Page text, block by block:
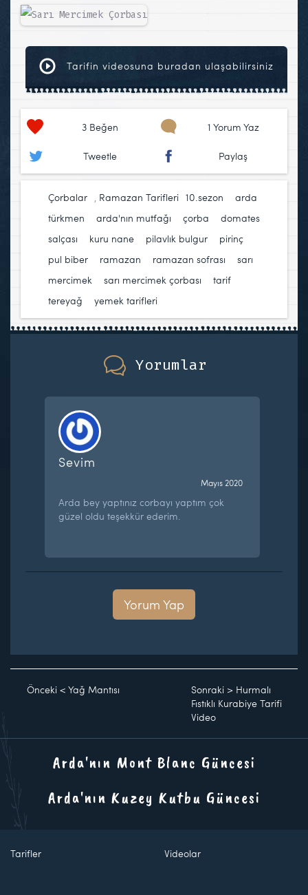
Tarifin videosuna buradan ulaşabilirsiniz
3 Beğen 1 Yorum Yaz
Tweetle Paylaş
Çorbalar Ramazan Tarifleri 10.sezon
arda
türkmen
arda'nın mutfağı çorba
domates
salçası
kuru nane pilavlık bulgur pirinç
pul biber
ramazan ramazan sofrası
sarı
mercimek
sarı mercimek çorbası tarif
tereyağ
yemek tarifleri
Yorumlar
Sevim
Mayıs 2020
Arda bey yaptınız corbayı yaptım çok
güzel oldu teşekkür ederim.
Yorum Yap
Önceki < Yağ Mantısı Sonraki > Hurmalı
Fıstıklı Kurabiye Tarifi
Video
Arda'nın Mont Blanc Güncesi
Arda'nın Kuzey Kutbu Güncesi
Tarifler Videolar